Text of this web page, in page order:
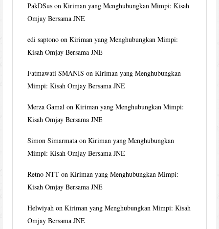
PakDSus onKiriman yang Menghubungkan Mimpi: Kisah
Omjay Bersama JNE
edi saptono onKiriman yang Menghubungkan Mimpi:
Kisah Omjay Bersama JNE
Fatmawati SMANIS onKiriman yang Menghubungkan
Mimpi: Kisah Omjay Bersama JNE
Merza Gamal onKiriman yang Menghubungkan Mimpi:
Kisah Omjay Bersama JNE
Simon Simarmata onKiriman yang Menghubungkan
Mimpi: Kisah Omjay Bersama JNE
Retno NTT onKiriman yang Menghubungkan Mimpi:
Kisah Omjay Bersama JNE
Helwiyah onKiriman yang Menghubungkan Mimpi: Kisah
Omjay Bersama JNE